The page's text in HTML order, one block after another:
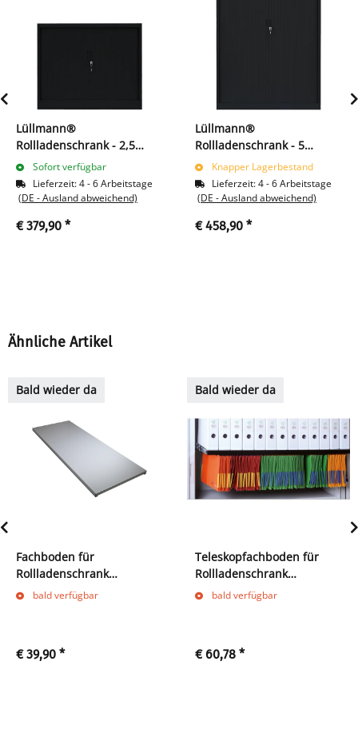
Lüllmann®
Rollladenschrank - 2,5
Ordnerhöhen - B 120 cm -
schwarz
Sofort verfügbar
Lieferzeit:4 - 6 Arbeitstage
(DE - Ausland abweichend)
€ 379,90 *
Lüllmann®
Rollladenschrank - 5
Ordnerhöhen - B 120 cm -
schwarz
Knapper Lagerbestand
Lieferzeit:4 - 6 Arbeitstage
(DE - Ausland abweichend)
€ 458,90 *
Ähnliche Artikel
Bald wieder da
Fachboden für
Rollladenschrank
555100/555150 grau
bald verfügbar
€ 39,90 *
Bald wieder da
Teleskopfachboden für
Rollladenschrank
555100/555150 grau
bald verfügbar
€ 60,78 *